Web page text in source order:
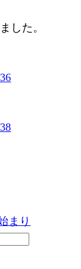
した。
まり